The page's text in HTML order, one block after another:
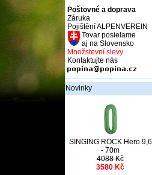
Poštovné a doprava
Záruka
Pojištění ALPENVEREIN
Tovar posielame
aj na Slovensko
Množstevní slevy
Kontaktujte nás
Novinky
SINGING ROCK Hero 9,6
- 70m
4088 Kč
3580 Kč